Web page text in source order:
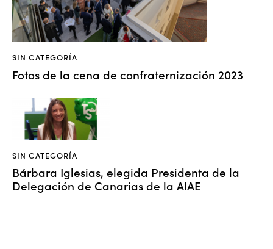
SIN CATEGORÍA
Fotos de la cena de confraternización 2023
SIN CATEGORÍA
Bárbara Iglesias, elegida Presidenta de la
Delegación de Canarias de la AIAE